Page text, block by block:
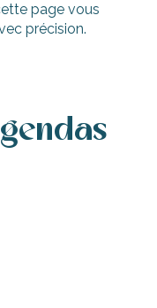
page vous
précision.